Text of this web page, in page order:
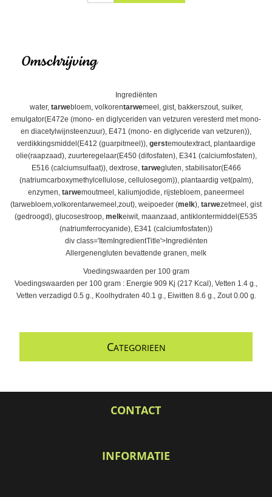
Omschrijving
Ingrediënten
water, tarwebloem, volkorentarwemeel, gist, bakkerszout, suiker,
emulgator(E472e (mono- en diglyceriden van vetzuren veresterd met mono-
en diacetylwijnsteenzuur), E471 (mono- en diglyceride van vetzuren)),
verdikkingsmiddel(E412 (guarpitmeel)), gerstemoutextract, plantaardige
olie(raapzaad), zuurteregelaar(E450 (difosfaten), E341 (calciumfosfaten),
E516 (calciumsulfaat)), dextrose, tarwegluten, stabilisator(E466
(natriumcarboxymethylcellulose, cellulosegom)), plantaardig vet(palm),
enzymen, tarwemoutmeel, kaliumjodide, rijstebloem, paneermeel
(tarwebloem,volkorentarwemeel,zout), weipoeder (melk), tarwezetmeel, gist
(gedroogd), glucosestroop, melkeiwit, maanzaad, antiklontermiddel(E535
(natriumferrocyanide), E341 (calciumfosfaten))
div class='ItemIngredientTitle'>Ingrediënten
Allergenengluten bevattende granen, melk
Voedingswaarden per 100 gram
Voedingswaarden per 100 gram : Energie 909 Kj (217 Kcal), Vetten 1.4 g.,
Vetten verzadigd 0.5 g., Koolhydraten 40.1 g., Eiwitten 8.6 g., Zout 0.00 g.
CATEGORIEEN
CONTACT
INFORMATIE